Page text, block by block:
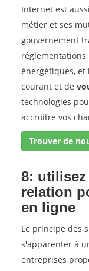
Internet est
métier et ses
gouvernement
énergétiques,
courant et de
technologies
accroitre vos
Trouver de
8: utilisez
relation
en ligne
Le principe des
s'apparenter à
entreprises